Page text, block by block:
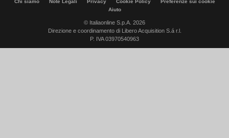
Chi siamo Note Legali Privacy Cookie Policy
Preferenze sui cookie
Aiuto
© Italiaonline S.p.A. 2026
Direzione e coordinamento di Libero Acquisition S.á r.l.
P. IVA 03970540963